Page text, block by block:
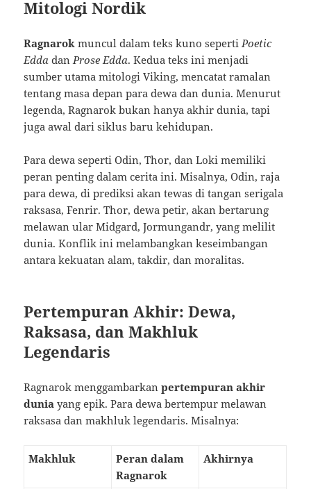
Mitologi Nordik
Ragnarok muncul dalam teks kuno seperti Poetic
Edda dan Prose Edda. Kedua teks ini menjadi
sumber utama mitologi Viking, mencatat ramalan
tentang masa depan para dewa dan dunia. Menurut
legenda, Ragnarok bukan hanya akhir dunia, tapi
juga awal dari siklus baru kehidupan.
Para dewa seperti Odin, Thor, dan Loki memiliki
peran penting dalam cerita ini. Misalnya, Odin, raja
para dewa, di prediksi akan tewas di tangan serigala
raksasa, Fenrir. Thor, dewa petir, akan bertarung
melawan ular Midgard, Jormungandr, yang melilit
dunia. Konflik ini melambangkan keseimbangan
antara kekuatan alam, takdir, dan moralitas.
Pertempuran Akhir: Dewa,
Raksasa, dan Makhluk
Legendaris
Ragnarok menggambarkanpertempuran akhir
dunia yang epik. Para dewa bertempur melawan
raksasa dan makhluk legendaris. Misalnya:
Makhluk
Peran dalam
Ragnarok
Akhirnya